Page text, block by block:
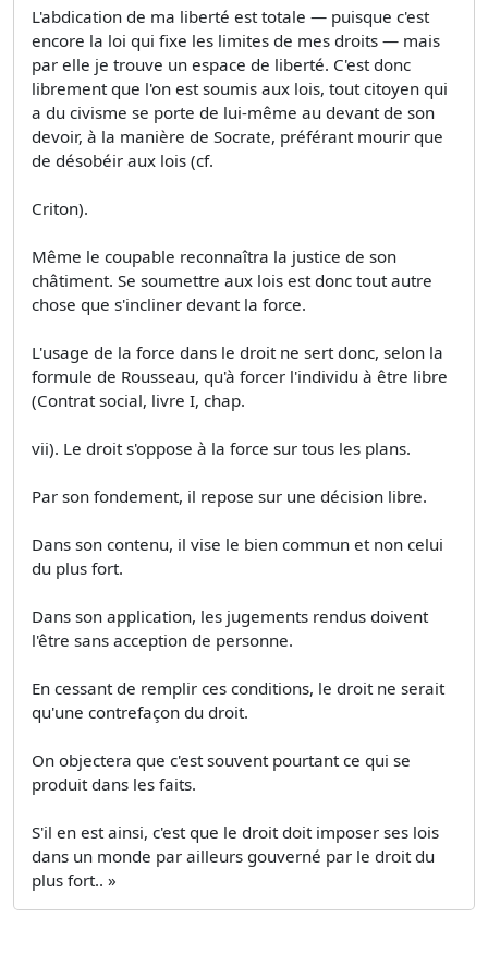
L'abdication de ma liberté est totale — puisque c'est
encore la loi qui fixe les limites de mes droits — mais
par elle je trouve un espace de liberté. C'est donc
librement que l'on est soumis aux lois, tout citoyen qui
a du civisme se porte de lui-même au devant de son
devoir, à la manière de Socrate, préférant mourir que
de désobéir aux lois (cf.
Criton).
Même le coupable reconnaîtra la justice de son
châtiment. Se soumettre aux lois est donc tout autre
chose que s'incliner devant la force.
L'usage de la force dans le droit ne sert donc, selon la
formule de Rousseau, qu'à forcer l'individu à être libre
(Contrat social, livre I, chap.
vii). Le droit s'oppose à la force sur tous les plans.
Par son fondement, il repose sur une décision libre.
Dans son contenu, il vise le bien commun et non celui
du plus fort.
Dans son application, les jugements rendus doivent
l'être sans acception de personne.
En cessant de remplir ces conditions, le droit ne serait
qu'une contrefaçon du droit.
On objectera que c'est souvent pourtant ce qui se
produit dans les faits.
S'il en est ainsi, c'est que le droit doit imposer ses lois
dans un monde par ailleurs gouverné par le droit du
plus fort.. »